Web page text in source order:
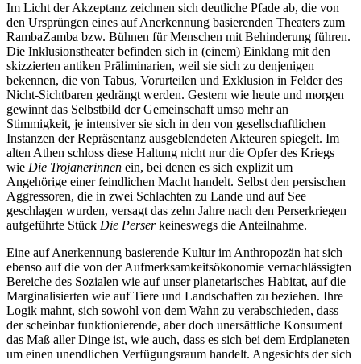
Im Licht der Akzeptanz zeichnen sich deutliche Pfade ab, die von
den Ursprüngen eines auf Anerkennung basierenden Theaters zum
RambaZamba bzw. Bühnen für Menschen mit Behinderung führen.
Die Inklusionstheater befinden sich in (einem) Einklang mit den
skizzierten antiken Präliminarien, weil sie sich zu denjenigen
bekennen, die von Tabus, Vorurteilen und Exklusion in Felder des
Nicht-Sichtbaren gedrängt werden. Gestern wie heute und morgen
gewinnt das Selbstbild der Gemeinschaft umso mehr an
Stimmigkeit, je intensiver sie sich in den von gesellschaftlichen
Instanzen der Repräsentanz ausgeblendeten Akteuren spiegelt. Im
alten Athen schloss diese Haltung nicht nur die Opfer des Kriegs
wie Die Trojanerinnen ein, bei denen es sich explizit um
Angehörige einer feindlichen Macht handelt. Selbst den persischen
Aggressoren, die in zwei Schlachten zu Lande und auf See
geschlagen wurden, versagt das zehn Jahre nach den Perserkriegen
aufgeführte Stück Die Perserkeineswegs die Anteilnahme.
Eine auf Anerkennung basierende Kultur im Anthropozän hat sich
ebenso auf die von der Aufmerksamkeitsökonomie vernachlässigten
Bereiche des Sozialen wie auf unser planetarisches Habitat, auf die
Marginalisierten wie auf Tiere und Landschaften zu beziehen. Ihre
Logik mahnt, sich sowohl von dem Wahn zu verabschieden, dass
der scheinbar funktionierende, aber doch unersättliche Konsument
das Maß aller Dinge ist, wie auch, dass es sich bei dem Erdplaneten
um einen unendlichen Verfügungsraum handelt. Angesichts der sich